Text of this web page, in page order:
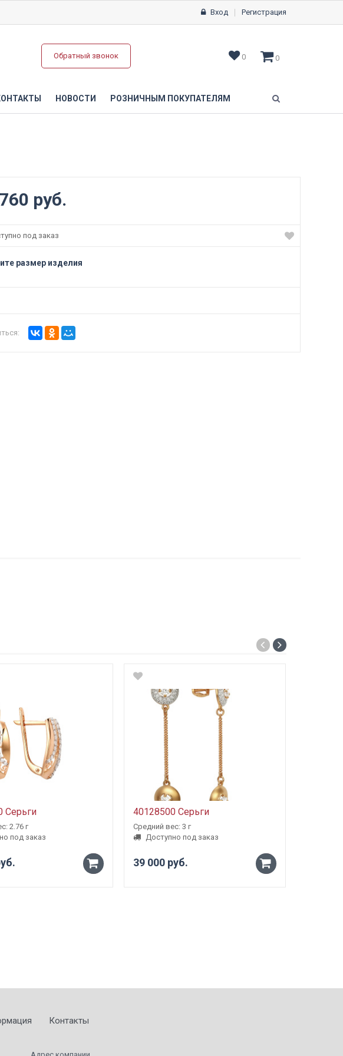
Вход Регистрация
Обратный звонок 0 0
НОВОСТИ РОЗНИЧНЫМ ПОКУПАТЕЛЯМ
руб.
под заказ
размер изделия
Серьги
2.76 г
под заказ
-
40128500 Серьги
Средний вес: 3 г
Доступно под заказ
39 000 руб. -
Контакты